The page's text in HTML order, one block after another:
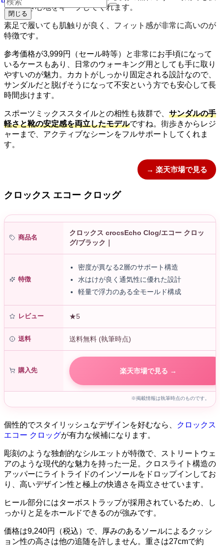
適な履き心地をキープしてくれます。
素足で履いても肌触りが良く、フィット感が非常に高いのが
特徴です。
参考価格が3,999円（セール時等）と非常にお手頃になって
いるケースもあり、日常のウォーキング用としても手に取り
やすいのが魅力。カカトがしっかり固定される設計なので、
サンダルだと脱げそうになって不安という方でも安心して長
時間歩けます。
スポーツミックススタイルとの相性も抜群で、 サンダルの手
軽さと靴の安定感を両立したモデルですね。街歩きからレジ
ャーまで、アクティブなシーンをフルサポートしてくれま
す。
→ 楽天市場で見る
クロックス エコー クロッグ
商品名
クロックス crocsEcho Clog/エコー クロッ
グ/ブラック｜
特徴
密度が異なる2層のサポート構造
水はけが良く通気性に優れた設計
軽量で浮力のある全モールド構成
レビュー ★5
送料 送料無料 (執筆時点)
購入先 楽天市場で見る →
※掲載情報は執筆時点のものです。
個性的でスタイリッシュなデザインを好むなら、
クロックス
エコー クロッグが有力な候補になります。
彫刻のような独創的なシルエットが特徴で、ストリートウェ
アのような現代的な魅力を持った一足。クロスライト構造の
アッパーにライトライドのインソールをドロップインしてお
り、高いデザイン性と極上の快適さを両立させています。
ヒール部分にはターボストラップが採用されているため、し
っかりと足をホールドできるのが強みです。
価格は9,240円（税込）で、厚みのあるソールによるクッシ
ョン性の高さは他の追随を許しません。重さは27cmで約
閉じる